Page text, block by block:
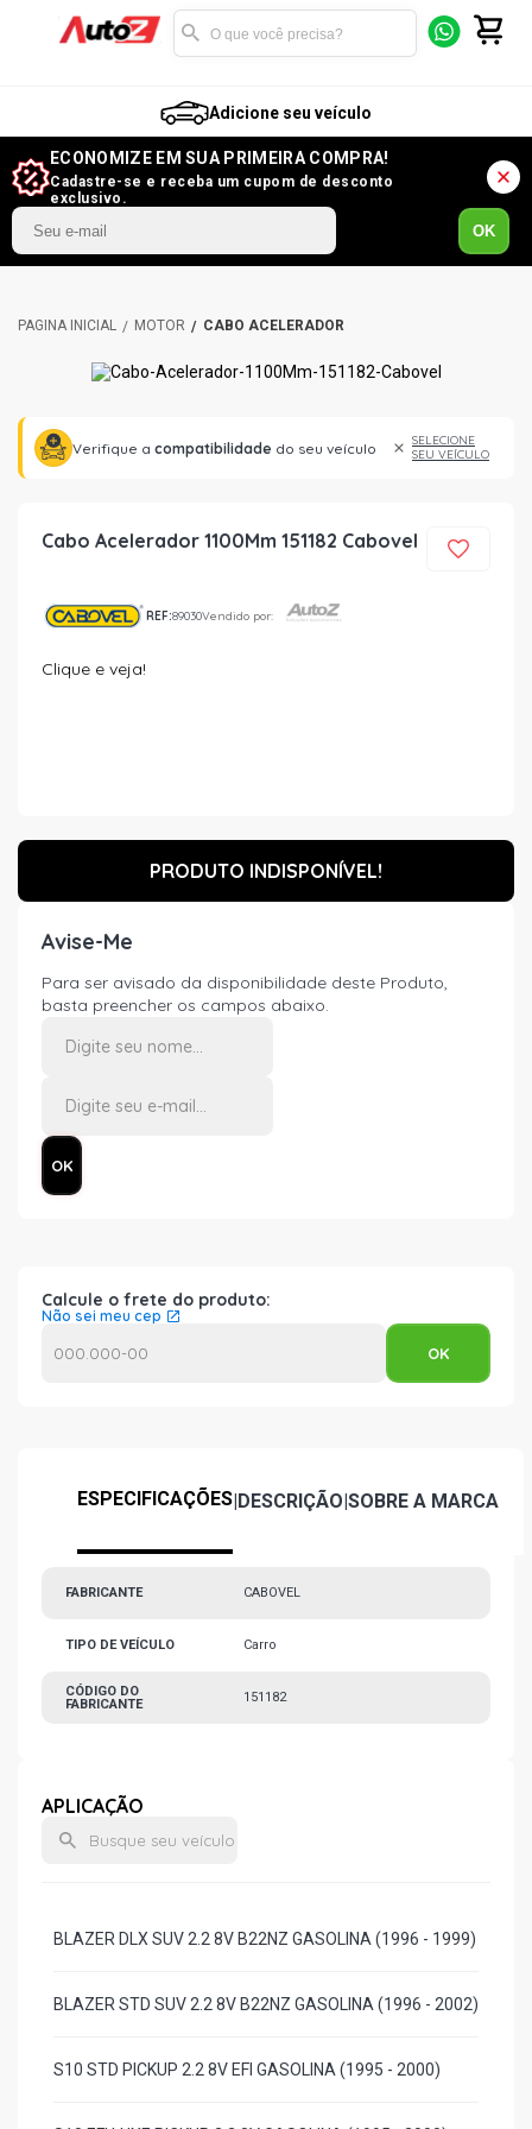
Adicione seu veículo
ECONOMIZE EM SUA PRIMEIRA COMPRA!
Cadastre-se e receba um cupom de desconto
exclusivo.
OK
MOTOR CABO ACELERADOR
Verifique a compatibilidade do seu veículo
SELECIONE
SEU VEÍCULO
Cabo Acelerador 1100Mm 151182 Cabovel
REF:89030Vendido por:
Clique e veja!
PRODUTO INDISPONÍVEL!
Avise-Me
Para ser avisado da disponibilidade deste Produto,
basta preencher os campos abaixo.
Calcule o frete do produto:
Não sei meu cep
ESPECIFICAÇÕES|DESCRIÇÃO|SOBRE A MARCA
FABRICANTE CABOVEL
TIPO DE VEÍCULO Carro
CÓDIGO DO
FABRICANTE
151182
APLICAÇÃO
BLAZER DLX SUV 2.2 8V B22NZ GASOLINA (1996 - 1999)
BLAZER STD SUV 2.2 8V B22NZ GASOLINA (1996 - 2002)
S10 STD PICKUP 2.2 8V EFI GASOLINA (1995 - 2000)